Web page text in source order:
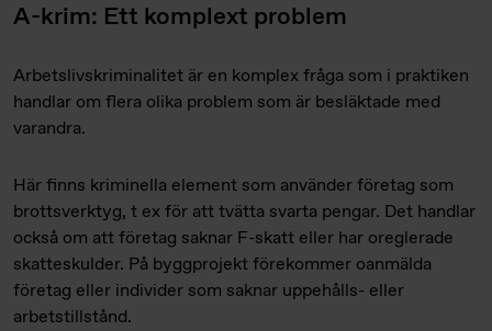
A-krim: Ett komplext problem
Arbetslivskriminalitet är en komplex fråga som i praktiken
handlar om flera olika problem som är besläktade med
varandra.
Här finns kriminella element som använder företag som
brottsverktyg, t ex för att tvätta svarta pengar. Det handlar
också om att företag saknar F-skatt eller har oreglerade
skatteskulder. På byggprojekt förekommer oanmälda
företag eller individer som saknar uppehålls- eller
arbetstillstånd.